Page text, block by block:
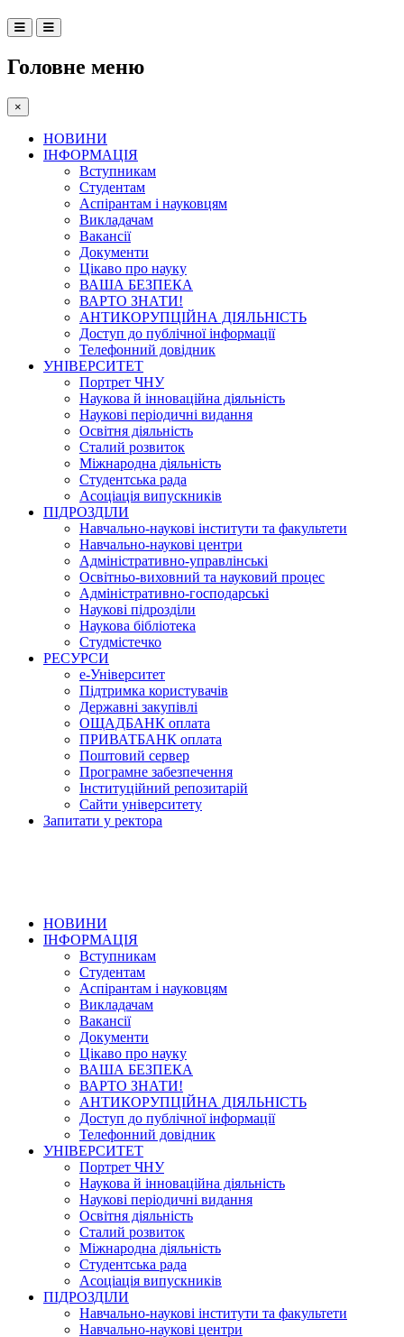
Головне меню
×
НОВИНИ
ІНФОРМАЦІЯ
Вступникам
Студентам
Аспірантам і науковцям
Викладачам
Вакансії
Документи
Цікаво про науку
ВАША БЕЗПЕКА
ВАРТО ЗНАТИ!
АНТИКОРУПЦІЙНА ДІЯЛЬНІСТЬ
Доступ до публічної інформації
Телефонний довідник
УНІВЕРСИТЕТ
Портрет ЧНУ
Наукова й інноваційна діяльність
Наукові періодичні видання
Освітня діяльність
Сталий розвиток
Міжнародна діяльність
Студентська рада
Асоціація випускників
ПІДРОЗДІЛИ
Навчально-наукові інститути та факультети
Навчально-наукові центри
Адміністративно-управлінські
Освітньо-виховний та науковий процес
Адміністративно-господарські
Наукові підрозділи
Наукова бібліотека
Студмістечко
РЕСУРСИ
е-Університет
Підтримка користувачів
Державні закупівлі
ОЩАДБАНК оплата
ПРИВАТБАНК оплата
Поштовий сервер
Програмне забезпечення
Інституційний репозитарій
Сайти університету
Запитати у ректора
НОВИНИ
ІНФОРМАЦІЯ
Вступникам
Студентам
Аспірантам і науковцям
Викладачам
Вакансії
Документи
Цікаво про науку
ВАША БЕЗПЕКА
ВАРТО ЗНАТИ!
АНТИКОРУПЦІЙНА ДІЯЛЬНІСТЬ
Доступ до публічної інформації
Телефонний довідник
УНІВЕРСИТЕТ
Портрет ЧНУ
Наукова й інноваційна діяльність
Наукові періодичні видання
Освітня діяльність
Сталий розвиток
Міжнародна діяльність
Студентська рада
Асоціація випускників
ПІДРОЗДІЛИ
Навчально-наукові інститути та факультети
Навчально-наукові центри